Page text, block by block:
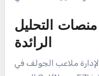
التحليل
الرائدة
ملاعب الجولف في